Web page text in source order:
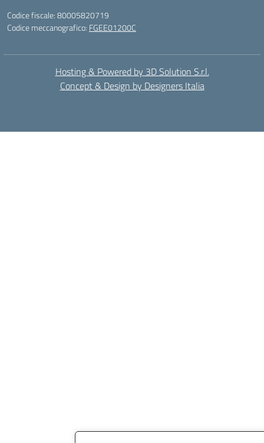
Codice fiscale: 80005820719
Codice meccanografico: FGEE01200C
Hosting & Powered by 3D Solution S.r.l.
Concept & Design by Designers Italia